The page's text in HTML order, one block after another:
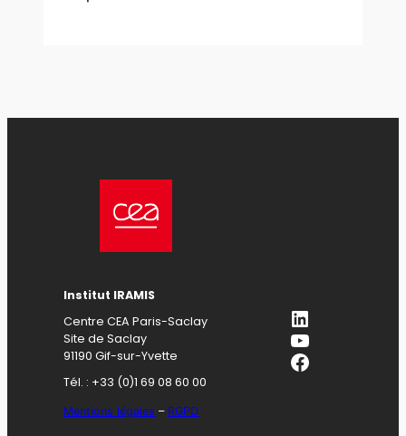
Institut IRAMIS
Centre CEA Paris-Saclay
Site de Saclay
91190 Gif-sur-Yvette
Tél. : +33 (0)1 69 08 60 00
Mentions légales – RGPD
LinkedIn
YouTube
Facebook